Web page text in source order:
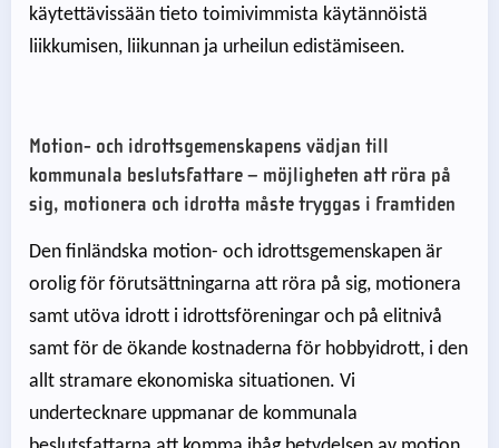
käytettävissään tieto toimivimmista käytännöistä
liikkumisen, liikunnan ja urheilun edistämiseen.
Motion- och idrottsgemenskapens vädjan till
kommunala beslutsfattare – möjligheten att röra på
sig, motionera och idrotta måste tryggas i framtiden
Den finländska motion- och idrottsgemenskapen är
orolig för förutsättningarna att röra på sig, motionera
samt utöva idrott i idrottsföreningar och på elitnivå
samt för de ökande kostnaderna för hobbyidrott, i den
allt stramare ekonomiska situationen. Vi
undertecknare uppmanar de kommunala